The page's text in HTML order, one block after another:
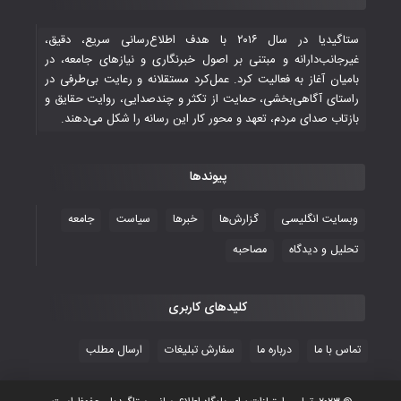
جوانان فوتسالیست کشور با گلباران تایلند به
فینال رفتند
۲۸ October ۲۰۲۵
با شکست چین، فوتسال‌بازان جوان
۲۶ October ۲۰۲۵
ستاگیدیا در سال ۲۰۱۶ با هدف اطلاع‌رسانی سریع، دقیق،
غیرجانب‌دارانه و مبتنی بر اصول خبرنگاری و نیازهای جامعه، در
بامیان آغاز به فعالیت کرد. عمل‌کرد مستقلانه و رعایت بی‌طرفی در
راستای آگاهی‌بخشی، حمایت از تکثر و چندصدایی، روایت حقایق و
بازتاب صدای مردم، تعهد و محور کار این رسانه را شکل می‌دهند.
پیوندها
وبسایت انگلیسی گزارش‌ها خبرها سیاست
جامعه
تحلیل و دیدگاه
مصاحبه
کلیدهای کاربری
تماس با ما درباره ما سفارش تبلیغات ارسال مطلب